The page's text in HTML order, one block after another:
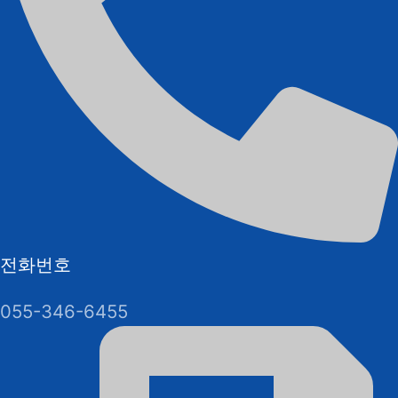
전화번호
055-346-6455